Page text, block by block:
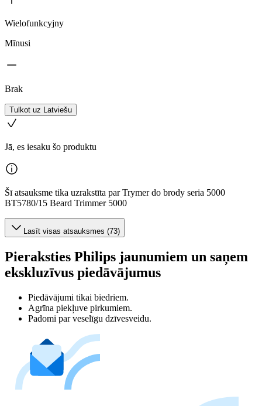
Wielofunkcyjny
Mīnusi
Brak
Tulkot uz Latviešu
Jā, es iesaku šo produktu
Šī atsauksme tika uzrakstīta par Trymer do brody seria 5000
BT5780/15 Beard Trimmer 5000
Lasīt visas atsauksmes (73)
Pieraksties Philips jaunumiem un saņem
ekskluzīvus piedāvājumus
Piedāvājumi tikai biedriem.
Agrīna piekļuve pirkumiem.
Padomi par veselīgu dzīvesveidu.